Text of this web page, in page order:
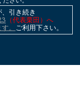
引き続き
（代表栗田）へ
。 ご利用下さい。